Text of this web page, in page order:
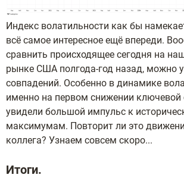
Индекс волатильности как бы
всё самое интересное ещё впереди.
сравнить происходящее сегодня на
рынке США полгода-год назад, можно
совпадений. Особенно в динамике
именно на первом снижении
увидели большой импульс к
максимумам. Повторит ли это
коллега? Узнаем совсем скоро...
Итоги.